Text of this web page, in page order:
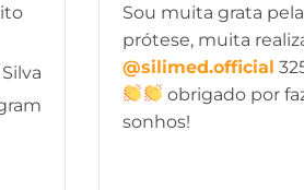
Sou muita grata
prótese, muita
@silimed.official
obrigado por
sonhos!